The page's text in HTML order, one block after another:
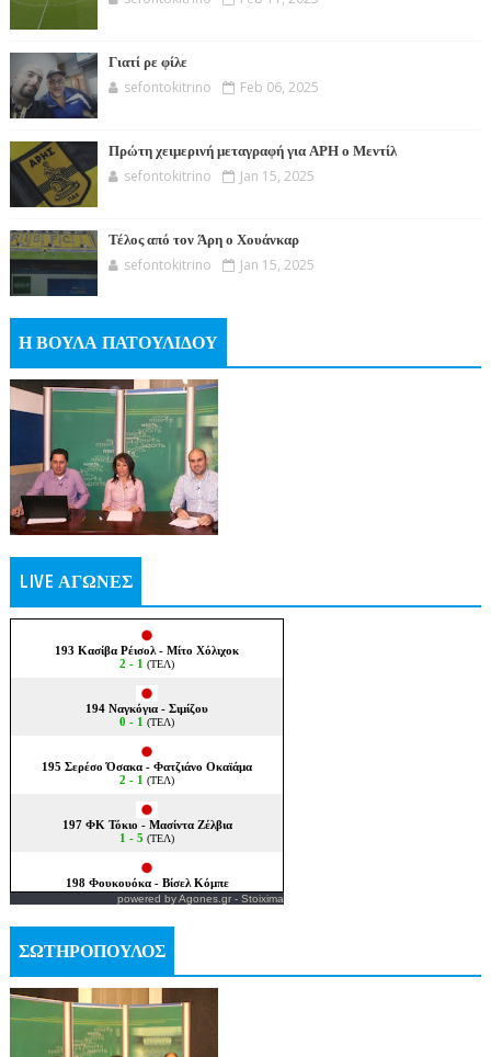
Γιατί ρε φίλε
sefontokitrino Feb 06, 2025
Πρώτη χειμερινή μεταγραφή για ΑΡΗ ο Μεντίλ
sefontokitrino Jan 15, 2025
Τέλος από τον Άρη ο Χουάνκαρ
sefontokitrino Jan 15, 2025
Η ΒΟΥΛΑ ΠΑΤΟΥΛΙΔΟΥ
LIVE ΑΓΩΝΕΣ
powered byAgones.gr- Stoixima
ΣΩΤΗΡΟΠΟΥΛΟΣ